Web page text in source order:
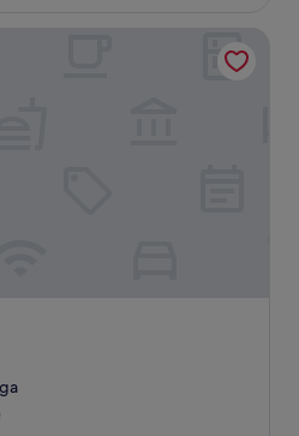
de
182 €